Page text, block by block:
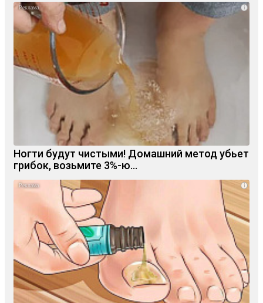
i
Ногти будут чистыми! Домашний метод убьет
грибок, возьмите 3%-ю…
i